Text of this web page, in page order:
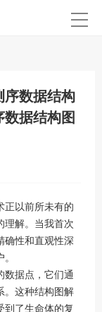
序数据结构
据结构图
正以前所未有的
理解。当我首次
确性和直观性深
数据点，它们通
。这种结构图解
到了生命体的复